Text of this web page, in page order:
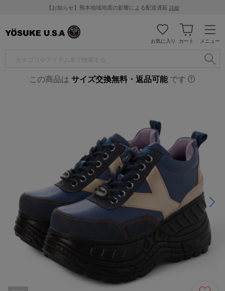
【お知らせ】熊本地域地震の影響による配送遅延 詳細
メニュー
カート
お気に入り
この商品は サイズ交換無料・返品可能です